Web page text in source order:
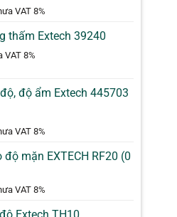
VAT 8%
thấm Extech 39240
VAT 8%
độ ẩm Extech 445703
VAT 8%
độ mặn EXTECH RF20 (0
VAT 8%